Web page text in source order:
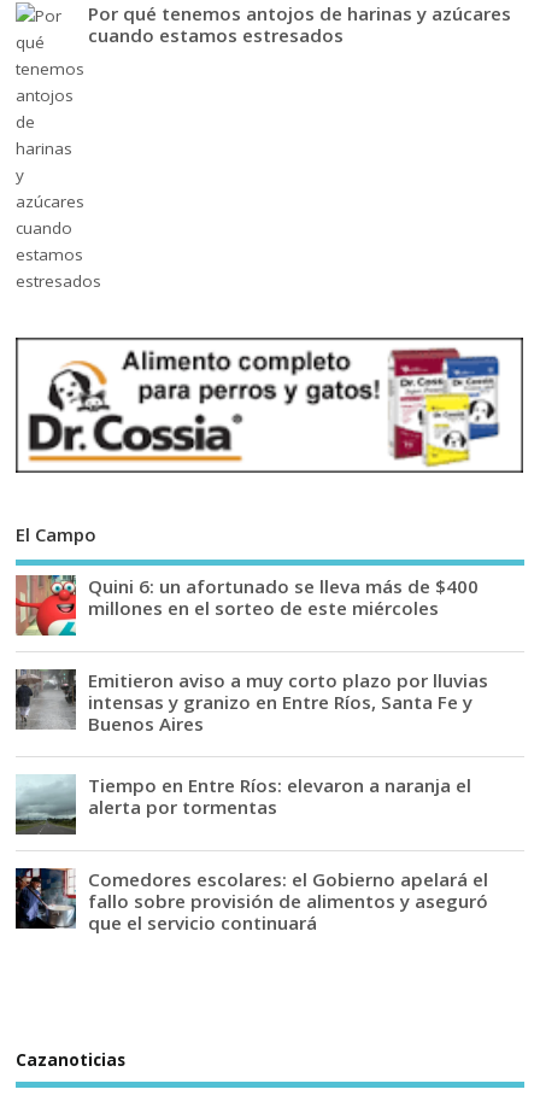
Por qué tenemos antojos de harinas y azúcares
cuando estamos estresados
El Campo
Quini 6: un afortunado se lleva más de $400
millones en el sorteo de este miércoles
Emitieron aviso a muy corto plazo por lluvias
intensas y granizo en Entre Ríos, Santa Fe y
Buenos Aires
Tiempo en Entre Ríos: elevaron a naranja el
alerta por tormentas
Comedores escolares: el Gobierno apelará el
fallo sobre provisión de alimentos y aseguró
que el servicio continuará
Cazanoticias